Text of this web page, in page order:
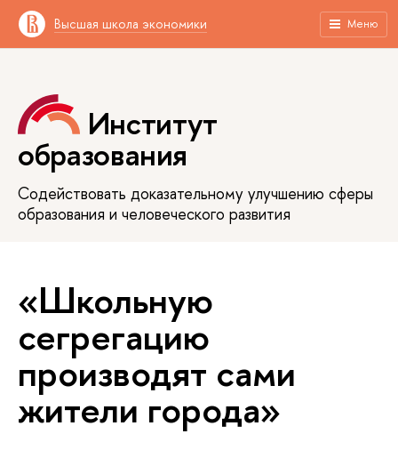
Высшая школа экономики Меню
Институт
образования
Содействовать доказательному улучшению сферы
образования и человеческого развития
«Школьную
сегрегацию
производят сами
жители города»